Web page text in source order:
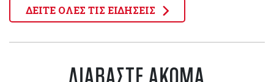
ΔΕΙΤΕ ΟΛΕΣ ΤΙΣ ΕΙΔΗΣΕΙΣ
ΔΙΑΒΑΣΤΕ ΑΚΟΜΑ